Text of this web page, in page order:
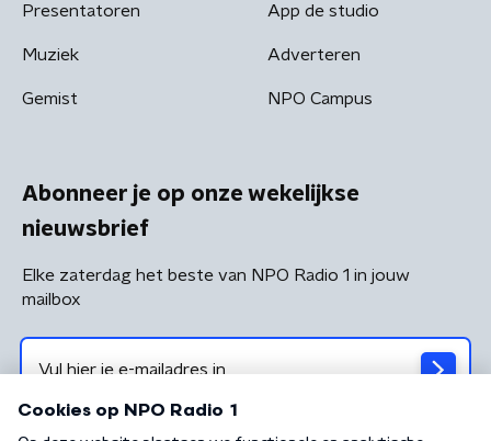
Presentatoren
Muziek
Gemist
App de studio
Adverteren
NPO Campus
Abonneer je op onze wekelijkse
nieuwsbrief
Elke zaterdag het beste van NPO Radio 1 in jouw
mailbox